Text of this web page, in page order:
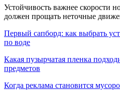
Устойчивость важнее скорости
должен прощать неточные
Первый сапборд: как выбрать
по воде
Какая пузырчатая пленка
предметов
Когда реклама становится